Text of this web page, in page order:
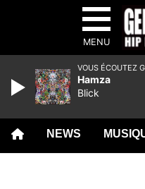
MENU
NEWS
VOUS ÉCOUTEZ
Hamza
Blick